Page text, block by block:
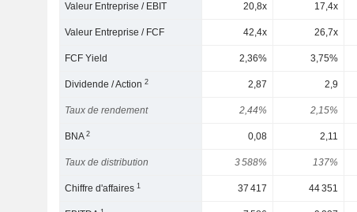
Valeur Entreprise / EBIT 20,8x 17,4x
Valeur Entreprise / FCF 42,4x 26,7x
FCF Yield 2,36% 3,75%
Dividende / Action2 2,87 2,9
Taux de rendement 2,44% 2,15%
BNA2 0,08 2,11
Taux de distribution 3 588% 137%
Chiffre d'affaires1 37 417 44 351